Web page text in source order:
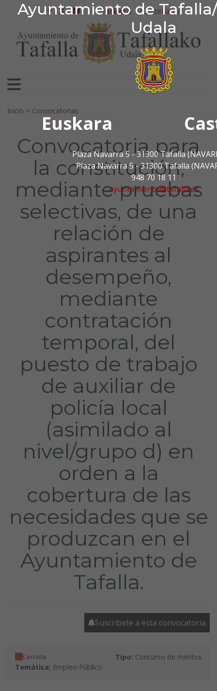
Ayuntamiento de
Udala
Euskara
Plaza Navarra 5 - 31300 Tafalla
Plaza Navarra 5 - 31300 Tafalla
948 70 18 11
ayuntamiento@tafalla.es
Ir al contenido
Ayuntamiento de
facebook
twitter
youtube
Euskara Castellano
Bilatu:
Inicio > Convocatorias
Convocatoria para
la constitución,
mediante pruebas
selectivas, de una
relación de
aspirantes al
desempeño,
mediante
contratación
temporal, del
puesto de trabajo
de auxiliar de
policía local
(asimilado al
nivel/grupo d) en
orden a la
cobertura de las
necesidades que se
produzcan en el
Ayuntamiento de
Tafalla.
Suscríbete a esta convocatoria
Cerrada Tipo: Concurso de méritos
Temática: Empleo Público